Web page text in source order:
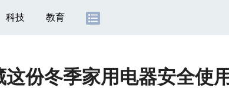
科技 教育
份冬季家用电器安全使